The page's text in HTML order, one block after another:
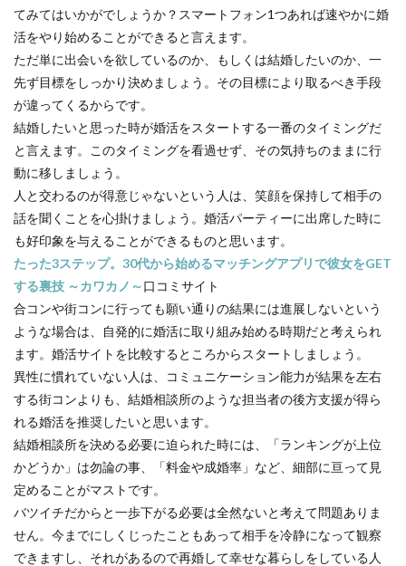
てみてはいかがでしょうか？スマートフォン1つあれば速やかに婚
活をやり始めることができると言えます。
ただ単に出会いを欲しているのか、もしくは結婚したいのか、一
先ず目標をしっかり決めましょう。その目標により取るべき手段
が違ってくるからです。
結婚したいと思った時が婚活をスタートする一番のタイミングだ
と言えます。このタイミングを看過せず、その気持ちのままに行
動に移しましょう。
人と交わるのが得意じゃないという人は、笑顔を保持して相手の
話を聞くことを心掛けましょう。婚活パーティーに出席した時に
も好印象を与えることができるものと思います。
たった3ステップ。30代から始めるマッチングアプリで彼女をGET
する裏技 ～カワカノ～口コミサイト
合コンや街コンに行っても願い通りの結果には進展しないという
ような場合は、自発的に婚活に取り組み始める時期だと考えられ
ます。婚活サイトを比較するところからスタートしましょう。
異性に慣れていない人は、コミュニケーション能力が結果を左右
する街コンよりも、結婚相談所のような担当者の後方支援が得ら
れる婚活を推奨したいと思います。
結婚相談所を決める必要に迫られた時には、「ランキングが上位
かどうか」は勿論の事、「料金や成婚率」など、細部に亘って見
定めることがマストです。
バツイチだからと一歩下がる必要は全然ないと考えて問題ありま
せん。今までにしくじったこともあって相手を冷静になって観察
できますし、それがあるので再婚して幸せな暮らしをしている人